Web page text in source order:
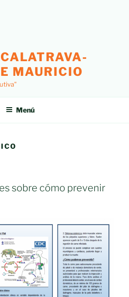
MAURICIO
Menú
sobre cómo prevenir